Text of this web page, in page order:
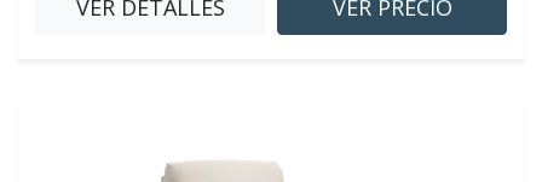
VER DETALLES VER PRECIO